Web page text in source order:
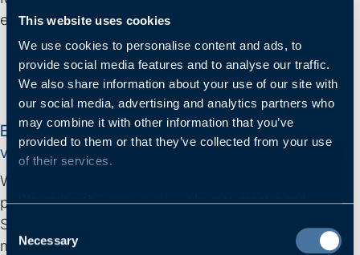
This website uses cookies
We use cookies to personalise content and ads, to
provide social media features and to analyse our traffic.
We also share information about your use of our site with
our social media, advertising and analytics partners who
may combine it with other information that you’ve
provided to them or that they’ve collected from your use
of their services.
Consent
Selection
Necessary
entstehen genau aus solchen Gesprächen.
Ein erster Austausch –unverbindlich und
vertraulich
Wir bieten Ihnen die Möglichkeit, in einem
persönlichen Erstgespräch Ihre aktuelle berufliche
Situation zu reflektieren, Potenziale sichtbar zu
machen und mögliche nächste Schritte auszuloten.